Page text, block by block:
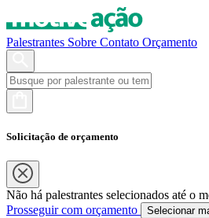
Palestrantes Sobre Contato Orçamento
Solicitação de orçamento
Não há palestrantes selecionados até o
Prosseguir com orçamento
Selecionar